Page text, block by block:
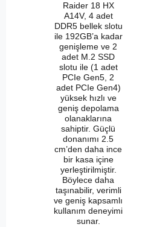
Raider 18 HX
A14V, 4 adet
DDR5 bellek slotu
ile 192GB’a kadar
genişleme ve 2
adet M.2 SSD
slotu ile (1 adet
PCIe Gen5, 2
adet PCIe Gen4)
yüksek hızlı ve
geniş depolama
olanaklarına
sahiptir. Güçlü
donanımı 2.5
cm’den daha ince
bir kasa içine
yerleştirilmiştir.
Böylece daha
taşınabilir, verimli
ve geniş kapsamlı
kullanım deneyimi
sunar.